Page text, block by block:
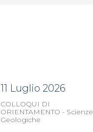
11 Luglio 2026
COLLOQUI DI
ORIENTAMENTO - Scienze
Geologiche